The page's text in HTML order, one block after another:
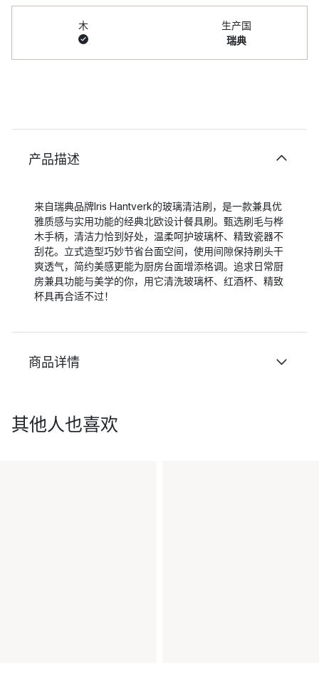
木
生产国
瑞典
产品描述
来自瑞典品牌Iris Hantverk的玻璃清洁刷，是一款兼具优
雅质感与实用功能的经典北欧设计餐具刷。甄选刷毛与桦
木手柄，清洁力恰到好处，温柔呵护玻璃杯、精致瓷器不
刮花。立式造型巧妙节省台面空间，使用间隙保持刷头干
爽透气，简约美感更能为厨房台面增添格调。追求日常厨
房兼具功能与美学的你，用它清洗玻璃杯、红酒杯、精致
杯具再合适不过！
商品详情
其他人也喜欢